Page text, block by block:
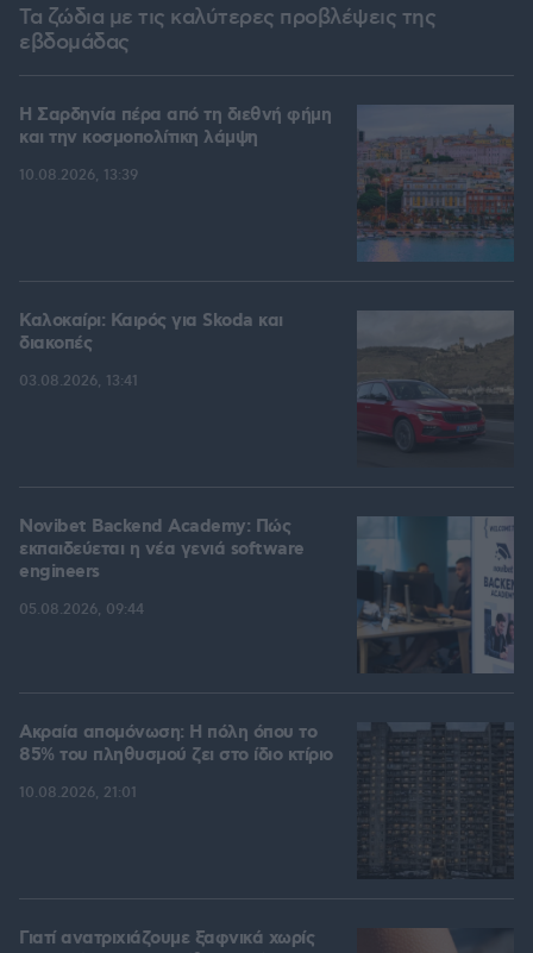
Τα ζώδια με τις καλύτερες προβλέψεις της
εβδομάδας
Η Σαρδηνία πέρα από τη διεθνή φήμη
και την κοσμοπολίτικη λάμψη
10.08.2026, 13:39
Καλοκαίρι: Καιρός για Skoda και
διακοπές
03.08.2026, 13:41
Novibet Backend Academy: Πώς
εκπαιδεύεται η νέα γενιά software
engineers
05.08.2026, 09:44
Ακραία απομόνωση: Η πόλη όπου το
85% του πληθυσμού ζει στο ίδιο κτίριο
10.08.2026, 21:01
Γιατί ανατριχιάζουμε ξαφνικά χωρίς